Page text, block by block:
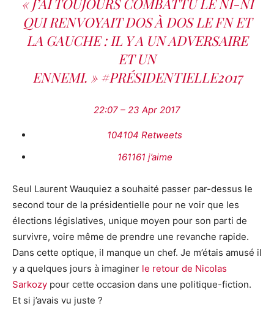
QUI RENVOYAIT DOS À DOS LE FN ET
LA GAUCHE : IL Y A UN ADVERSAIRE
ET UN
ENNEMI. » #PRÉSIDENTIELLE2017
22:07 – 23 Apr 2017
104104 Retweets
161161 j’aime
Seul Laurent Wauquiez a souhaité passer par-dessus le
second tour de la présidentielle pour ne voir que les
élections législatives, unique moyen pour son parti de
survivre, voire même de prendre une revanche rapide.
Dans cette optique, il manque un chef. Je m’étais amusé il
y a quelques jours à imaginer le retour de Nicolas
Sarkozy pour cette occasion dans une politique-fiction.
Et si j’avais vu juste ?